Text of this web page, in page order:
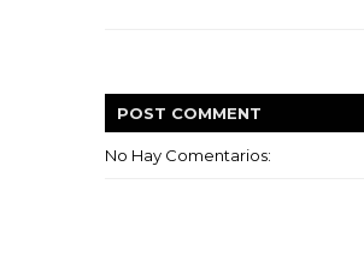
POST COMMENT
No Hay Comentarios: